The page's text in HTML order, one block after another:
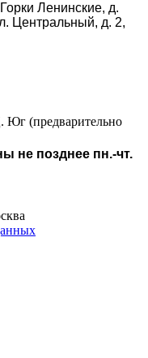
Ленинские, д.
Центральный, д. 2,
Юг (предварительно
не позднее пн.-чт.